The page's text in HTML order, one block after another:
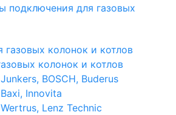
подключения для газовых
колонок и котлов
BOSCH, Buderus
Innovita
Lenz Technic